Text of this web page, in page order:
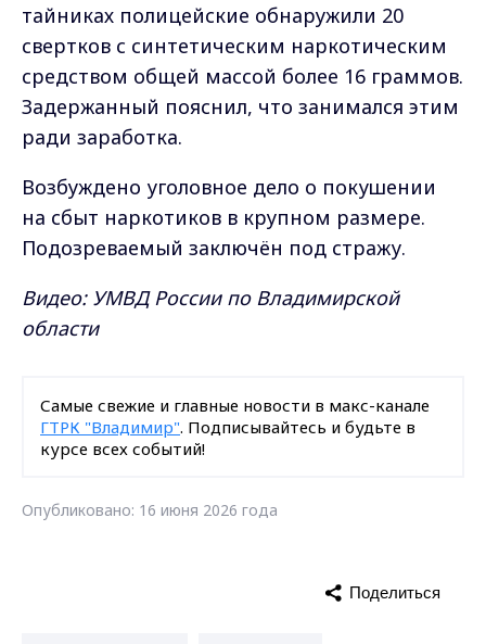
тайниках полицейские обнаружили 20
свертков с синтетическим наркотическим
средством общей массой более 16 граммов.
Задержанный пояснил, что занимался этим
ради заработка.
Возбуждено уголовное дело о покушении
на сбыт наркотиков в крупном размере.
Подозреваемый заключён под стражу.
Видео: УМВД России по Владимирской
области
Самые свежие и главные новости в макс-канале
ГТРК "Владимир". Подписывайтесь и будьте в
курсе всех событий!
Опубликовано: 16 июня 2026 года
Поделиться